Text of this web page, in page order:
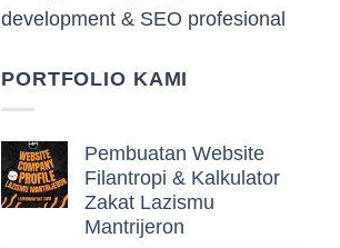
development & SEO profesional
PORTFOLIO KAMI
Pembuatan Website
Filantropi & Kalkulator
Zakat Lazismu
Mantrijeron